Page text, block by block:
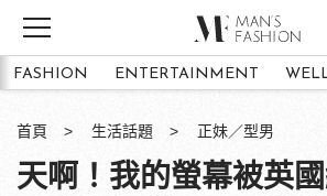
FASHION ENTERTAINMENT
首頁 生活話題 正妹／型男
天啊！我的螢幕被英